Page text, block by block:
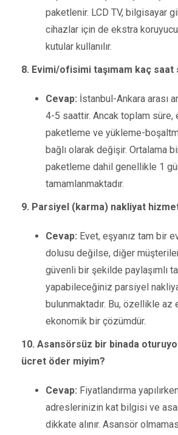
paketlenir. LCD TV, bilgisayar
cihazlar için de ekstra
kutular kullanılır.
8. Evimi/ofisimi taşımam kaç saat
Cevap: İstanbul-Ankara arası
4-5 saattir. Ancak toplam süre,
paketleme ve yükleme-
bağlı olarak değişir. Ortalama bir
paketleme dahil genellikle 1
tamamlanmaktadır.
9. Parsiyel (karma) nakliyat
Cevap: Evet, eşyanız tam bir
dolusu değilse, diğer
güvenli bir şekilde paylaşımlı
yapabileceğiniz parsiyel
bulunmaktadır. Bu, özellikle az
ekonomik bir çözümdür.
10. Asansörsüz bir binada
ücret öder miyim?
Cevap: Fiyatlandırma
adreslerinizin kat bilgisi ve
dikkate alınır. Asansör